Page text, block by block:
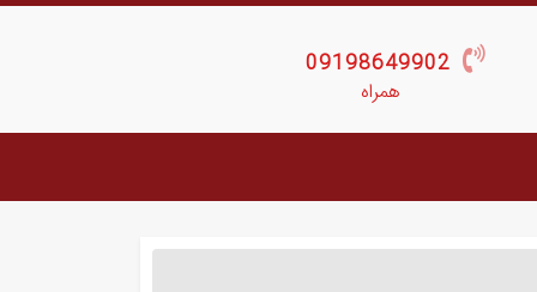
09198649902
همراه